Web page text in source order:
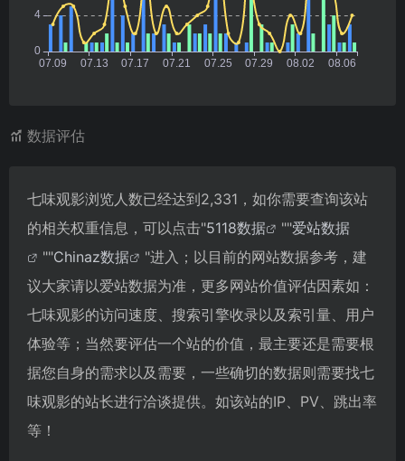
数据评估
七味观影浏览人数已经达到2,331，如你需要查询该站
的相关权重信息，可以点击"5118数据 ""爱站数据
""Chinaz数据
"进入；以目前的网站数据参考，建
议大家请以爱站数据为准，更多网站价值评估因素如：
七味观影的访问速度、搜索引擎收录以及索引量、用户
体验等；当然要评估一个站的价值，最主要还是需要根
据您自身的需求以及需要，一些确切的数据则需要找七
味观影的站长进行洽谈提供。如该站的IP、PV、跳出率
等！